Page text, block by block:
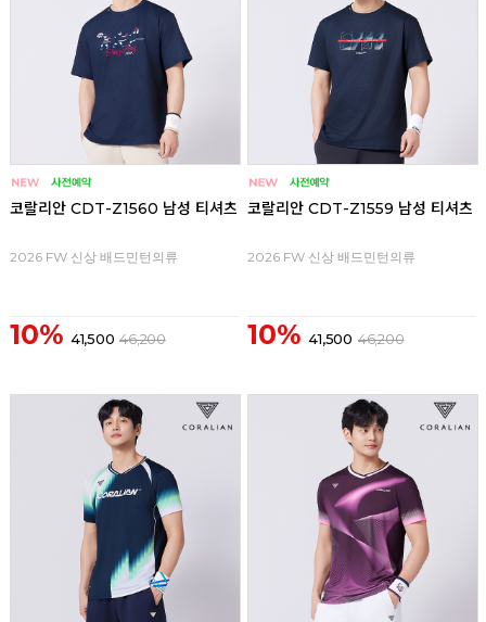
코랄리안 CDT-Z1560 남성 티셔츠
2026 FW 신상 배드민턴의류
10% 41,500 46,200
코랄리안 CDT-Z1559 남성 티셔츠
2026 FW 신상 배드민턴의류
10% 41,500 46,200